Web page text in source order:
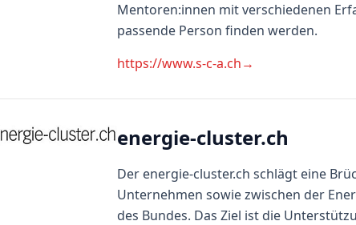
Mentoren:innen mit verschiedenen
passende Person finden werden.
https://www.s-c-a.ch→
energie-cluster.ch
Der energie-cluster.ch schlägt eine
Unternehmen sowie zwischen der
des Bundes. Das Ziel ist die